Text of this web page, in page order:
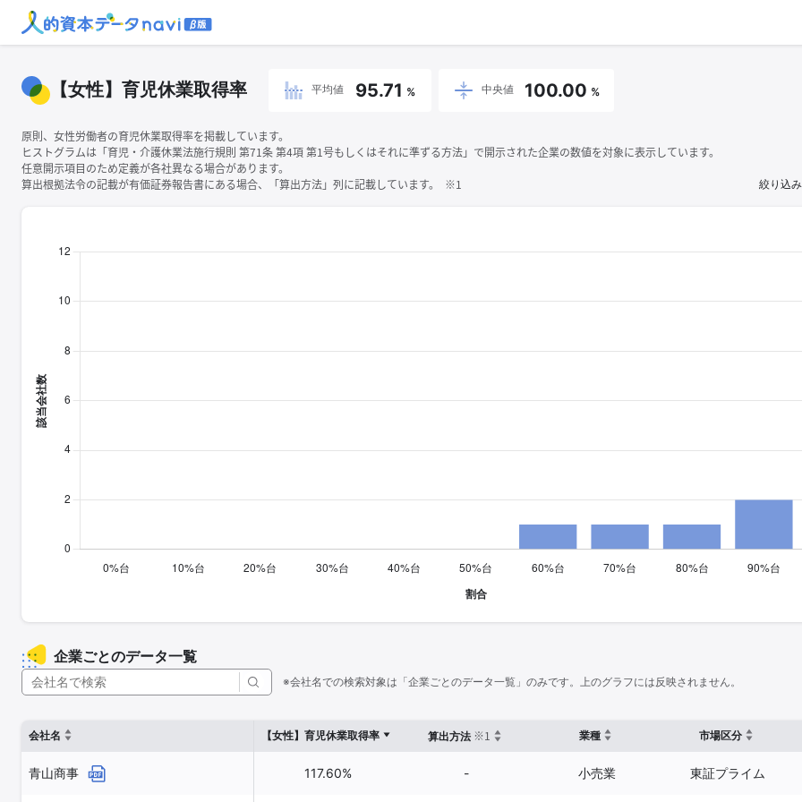
【女性】育児休業取得率 平均値 95.71 % 中央値 100.00 %
原則、女性労働者の育児休業取得率を掲載しています。
ヒストグラムは「育児・介護休業法施行規則 第71条 第4項 第1号もしくはそれに準ずる方法」で開示された企業の数値を対象に表示しています。
任意開示項目のため定義が各社異なる場合があります。
算出根拠法令の記載が有価証券報告書にある場合、「算出方法」列に記載しています。 ※1
絞り込
企業ごとのデータ一覧
※会社名での検索対象は「企業ごとのデータ一覧」のみです。上のグラフには反映されません。
会社名 【女性】育児休業取得率 算出方法 ※1 業種 市場区分
青山商事 117.60% - 小売業 東証プライム